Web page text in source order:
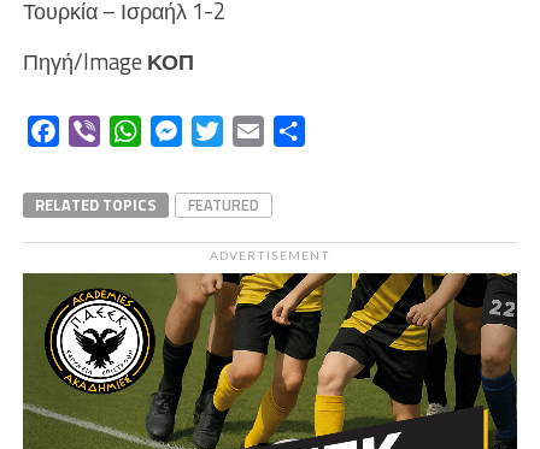
Τουρκία – Ισραήλ 1-2
Πηγή/Image ΚΟΠ
Facebook
Viber WhatsAppMessengerTwitterEmail
RELATED TOPICS FEATURED
ADVERTISEMENT